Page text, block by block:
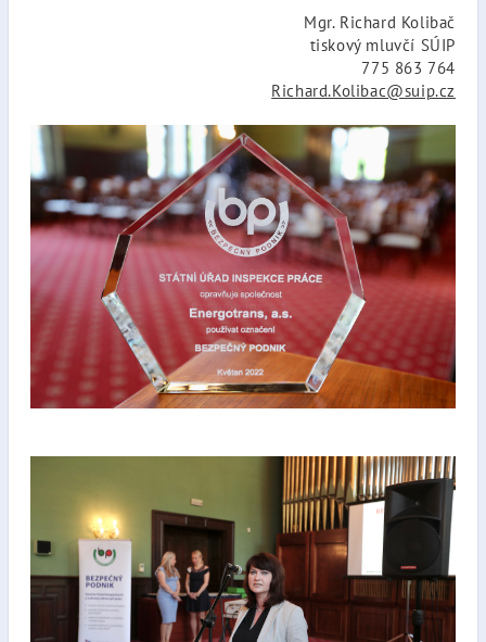
Mgr. Richard Kolibač
tiskový mluvčí SÚIP
775 863 764
Richard.Kolibac@suip.cz